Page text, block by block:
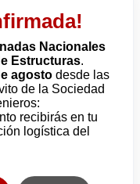
Nacionales
Estructuras.
agostodesde las
de la Sociedad
recibirás en tu
logística del